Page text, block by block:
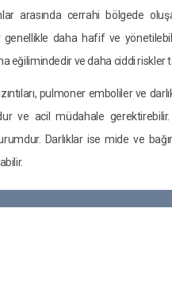
arasında cerrahi bölgede
daha hafif ve
eğilimindedir ve daha ciddi riskler
pulmoner emboliler ve
ve acil müdahale
Darlıklar ise mide ve